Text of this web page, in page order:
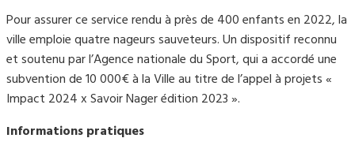
Pour assurer ce service rendu à près de 400 enfants en 2022, la
ville emploie quatre nageurs sauveteurs. Un dispositif reconnu
et soutenu par l’Agence nationale du Sport, qui a accordé une
subvention de 10 000€ à la Ville au titre de l’appel à projets «
Impact 2024 x Savoir Nager édition 2023 ».
Informations pratiques